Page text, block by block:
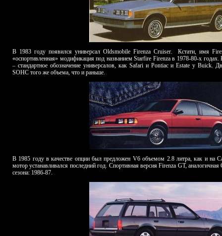
В 1983 году появился универсал Oldsmobile Firenza Cruiser.
Кстати, имя
«оспортивленная» модификация под названием Starfire Firenza в 1978-80-х
– стандартное обозначение универсалов, как Safariи Pontiacи Estate у Buick.
SOHC того же объема, что и раньше.
В 1985 году в качестве опции был предложен V6 объемом 2.8 литра, как и на
мотор устанавливался последний год. Спортивная версия Firenza GT, аналогичная
сезона: 1986-87.